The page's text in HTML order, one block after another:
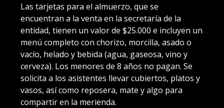
Las tarjetas para el almuerzo, que se
encuentran a la venta en la secretaría de la
entidad, tienen un valor de $25.000 e incluyen un
menú completo con chorizo, morcilla, asado o
vacío, helado y bebida (agua, gaseosa, vino y
cerveza). Los menores de 8 años no pagan. Se
solicita a los asistentes llevar cubiertos, platos y
vasos, así como reposera, mate y algo para
compartir en la merienda.